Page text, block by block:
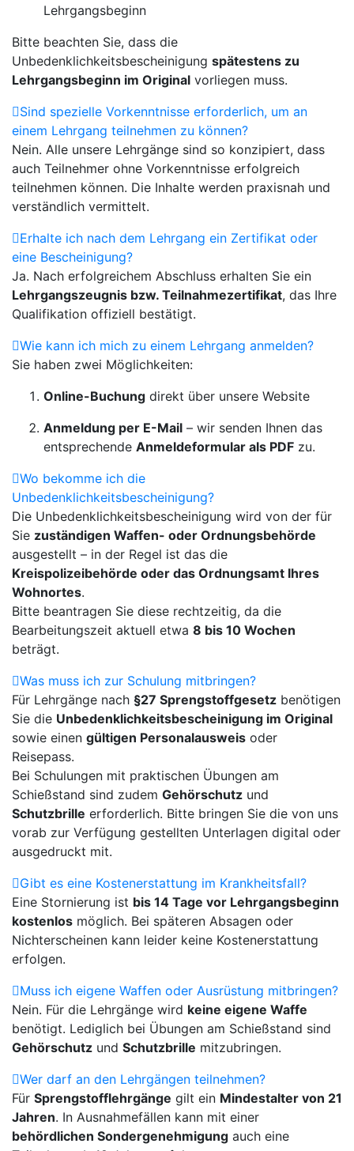
Lehrgangsbeginn
Bitte beachten Sie, dass die
Unbedenklichkeitsbescheinigung spätestens zu
Lehrgangsbeginn im Original vorliegen muss.
Sind spezielle Vorkenntnisse erforderlich, um an
einem Lehrgang teilnehmen zu können?
Nein. Alle unsere Lehrgänge sind so konzipiert, dass
auch Teilnehmer ohne Vorkenntnisse erfolgreich
teilnehmen können. Die Inhalte werden praxisnah und
verständlich vermittelt.
Erhalte ich nach dem Lehrgang ein Zertifikat oder
eine Bescheinigung?
Ja. Nach erfolgreichem Abschluss erhalten Sie ein
Lehrgangszeugnis bzw. Teilnahmezertifikat, das Ihre
Qualifikation offiziell bestätigt.
Wie kann ich mich zu einem Lehrgang anmelden?
Sie haben zwei Möglichkeiten:
Online-Buchung direkt über unsere Website
Anmeldung per E-Mail – wir senden Ihnen das
entsprechende Anmeldeformular als PDF zu.
Wo bekomme ich die
Unbedenklichkeitsbescheinigung?
Die Unbedenklichkeitsbescheinigung wird von der für
Sie zuständigen Waffen- oder Ordnungsbehörde
ausgestellt – in der Regel ist das die
Kreispolizeibehörde oder das Ordnungsamt Ihres
Wohnortes.
Bitte beantragen Sie diese rechtzeitig, da die
Bearbeitungszeit aktuell etwa 8 bis 10 Wochen
beträgt.
Was muss ich zur Schulung mitbringen?
Für Lehrgänge nach §27 Sprengstoffgesetz benötigen
Sie die Unbedenklichkeitsbescheinigung im Original
sowie einen gültigen Personalausweis oder
Reisepass.
Bei Schulungen mit praktischen Übungen am
Schießstand sind zudem Gehörschutz und
Schutzbrille erforderlich. Bitte bringen Sie die von uns
vorab zur Verfügung gestellten Unterlagen digital oder
ausgedruckt mit.
Gibt es eine Kostenerstattung im Krankheitsfall?
Eine Stornierung ist bis 14 Tage vor Lehrgangsbeginn
kostenlos möglich. Bei späteren Absagen oder
Nichterscheinen kann leider keine Kostenerstattung
erfolgen.
Muss ich eigene Waffen oder Ausrüstung mitbringen?
Nein. Für die Lehrgänge wird keine eigene Waffe
benötigt. Lediglich bei Übungen am Schießstand sind
Gehörschutz und Schutzbrille mitzubringen.
Wer darf an den Lehrgängen teilnehmen?
Für Sprengstofflehrgänge gilt ein Mindestalter von 21
Jahren. In Ausnahmefällen kann mit einer
behördlichen Sondergenehmigung auch eine